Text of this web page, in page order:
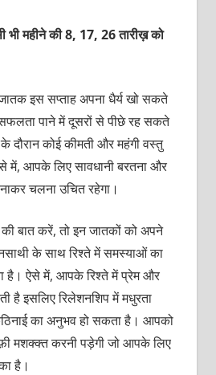
महीने की 8, 17, 26 तारीख़ को
इस सप्ताह अपना धैर्य खो सकते
पाने में दूसरों से पीछे रह सकते
दौरान कोई कीमती और महंगी वस्तु
आपके लिए सावधानी बरतना और
चलना उचित रहेगा।
बात करें, तो इन जातकों को अपने
के साथ रिश्ते में समस्याओं का
है। ऐसे में, आपके रिश्ते में प्रेम और
है इसलिए रिलेशनशिप में मधुरता
का अनुभव हो सकता है। आपको
मशक्क्त करनी पड़ेगी जो आपके लिए
है।